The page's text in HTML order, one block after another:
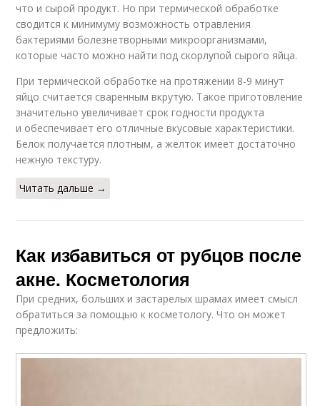
что и сырой продукт. Но при термической обработке
сводится к минимуму возможность отравления
бактериями болезнетворными микроорганизмами,
которые часто можно найти под скорлупой сырого яйца.
При термической обработке на протяжении 8-9 минут
яйцо считается сваренным вкрутую. Такое приготовление
значительно увеличивает срок годности продукта
и обеспечивает его отличные вкусовые характеристики.
Белок получается плотным, а желток имеет достаточно
нежную текстуру.
Читать дальше →
Как избавиться от рубцов после
акне. Косметология
При средних, больших и застарелых шрамах имеет смысл
обратиться за помощью к косметологу. Что он может
предложить: